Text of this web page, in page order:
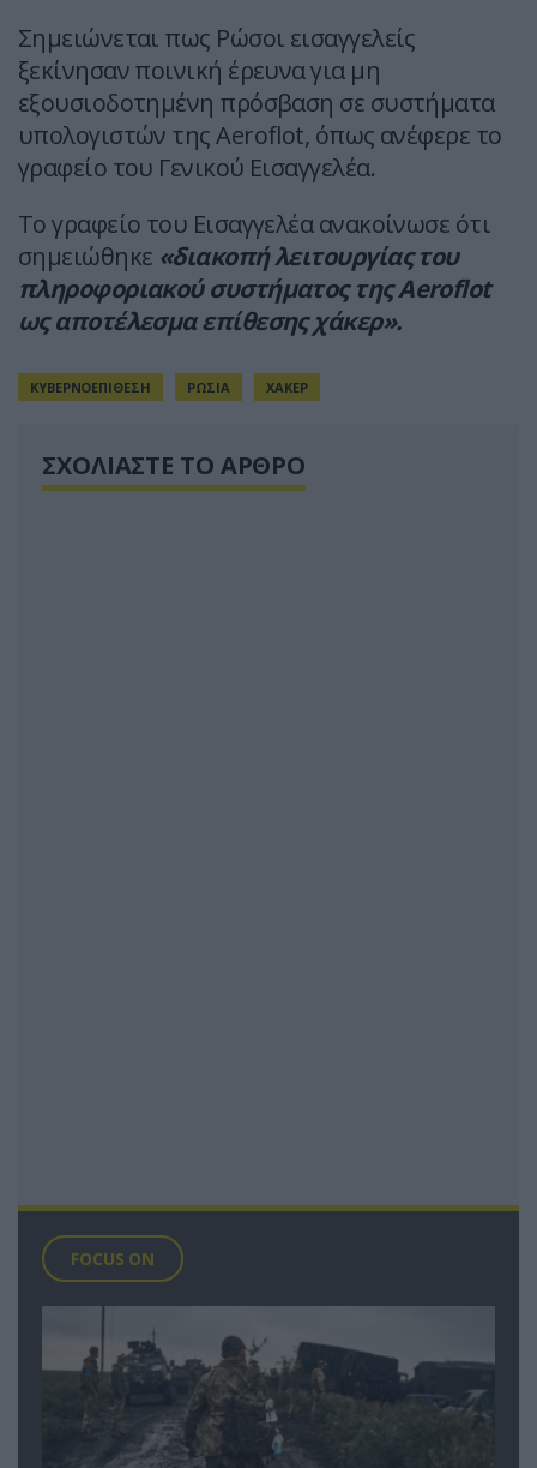
Σημειώνεται πως Ρώσοι εισαγγελείς
ξεκίνησαν ποινική έρευνα για μη
εξουσιοδοτημένη πρόσβαση σε συστήματα
υπολογιστών της Aeroflot, όπως ανέφερε το
γραφείο του Γενικού Εισαγγελέα.
Το γραφείο του Εισαγγελέα ανακοίνωσε ότι
σημειώθηκε «διακοπή λειτουργίας του
πληροφοριακού συστήματος της Aeroflot
ως αποτέλεσμα επίθεσης χάκερ».
ΚΥΒΕΡΝΟΕΠΙΘΕΣΗ ΡΩΣΙΑ ΧΑΚΕΡ
ΣΧΟΛΙΑΣΤΕ ΤΟ ΑΡΘΡΟ
FOCUS ON